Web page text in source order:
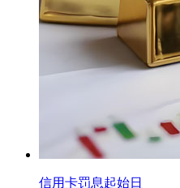
信用卡罚息起始日